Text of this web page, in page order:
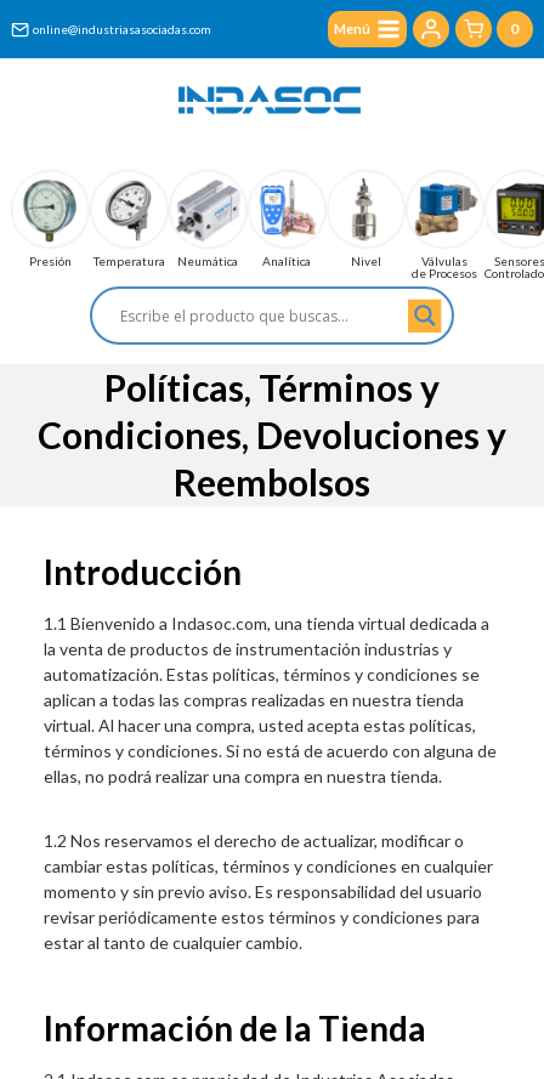
contenido
online@industriasasociadas.com Menú 0
Presión Temperatura Neumática Analítica Nivel
Válvulas
de Procesos
Políticas, Términos y
Condiciones, Devoluciones y
Reembolsos
Introducción
1.1 Bienvenido a Indasoc.com, una tienda virtual dedicada a
la venta de productos de instrumentación industrias y
automatización. Estas políticas, términos y condiciones se
aplican a todas las compras realizadas en nuestra tienda
virtual. Al hacer una compra, usted acepta estas políticas,
términos y condiciones. Si no está de acuerdo con alguna de
ellas, no podrá realizar una compra en nuestra tienda.
1.2 Nos reservamos el derecho de actualizar, modificar o
cambiar estas políticas, términos y condiciones en cualquier
momento y sin previo aviso. Es responsabilidad del usuario
revisar periódicamente estos términos y condiciones para
estar al tanto de cualquier cambio.
Información de la Tienda